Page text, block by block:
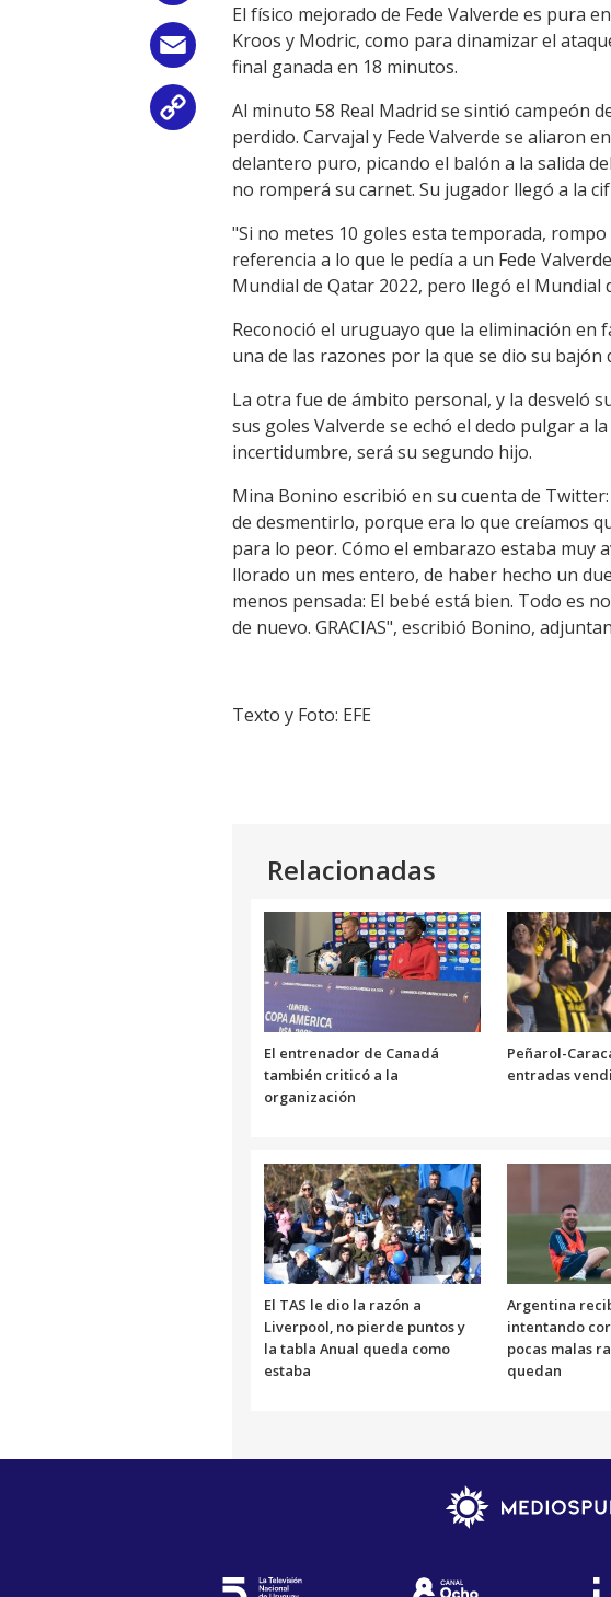
Email
Copy
Link
El físico mejorado de Fede Valverde es pura
Kroos y Modric, como para dinamizar el
final ganada en 18 minutos.
Al minuto 58 Real Madrid se sintió campeón
perdido. Carvajal y Fede Valverde se aliaron
delantero puro, picando el balón a la salida
no romperá su carnet. Su jugador llegó a la
"Si no metes 10 goles esta temporada,
referencia a lo que le pedía a un Fede
Mundial de Qatar 2022, pero llegó el Mundial
Reconoció el uruguayo que la eliminación en
una de las razones por la que se dio su
La otra fue de ámbito personal, y la desveló
sus goles Valverde se echó el dedo pulgar a
incertidumbre, será su segundo hijo.
Mina Bonino escribió en su cuenta de
de desmentirlo, porque era lo que creíamos
para lo peor. Cómo el embarazo estaba muy
llorado un mes entero, de haber hecho un
menos pensada: El bebé está bien. Todo es
de nuevo. GRACIAS", escribió Bonino,
Texto y Foto: EFE
Relacionadas
El entrenador de Canadá
también criticó a la
organización
Peñarol-
entradas
El TAS le dio la razón a
Liverpool, no pierde puntos y
la tabla Anual queda como
estaba
Argentina
intentando
pocas malas
quedan